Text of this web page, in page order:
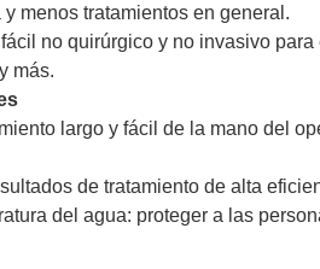
menos tratamientos en general.
no quirúrgico y no invasivo para
más.
largo y fácil de la mano del
de tratamiento de alta
del agua: proteger a las